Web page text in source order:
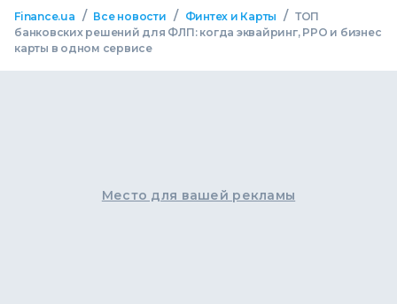
Finance.ua / Все новости / Финтех и Карты / ТОП
банковских решений для ФЛП: когда эквайринг, РРО и бизнес
карты в одном сервисе
Место для вашей рекламы